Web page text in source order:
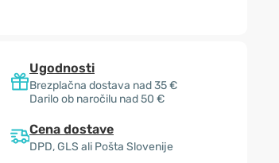
Ugodnosti
Brezplačna dostava nad 35 €
Darilo ob naročilu nad 50 €
Cena dostave
DPD, GLS ali Pošta Slovenije